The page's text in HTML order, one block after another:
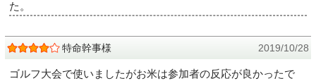
た。
特命幹事様 2019/10/28
ゴルフ大会で使いましたがお米は参加者の反応が良かったで